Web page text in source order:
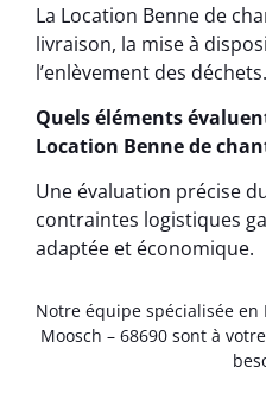
La Location Benne de
livraison, la mise à
l’enlèvement des déchets.
Quels éléments
Location Benne de
Une évaluation précise
contraintes logistiques
adaptée et économique.
Notre équipe spécialisée
Moosch – 68690 sont à